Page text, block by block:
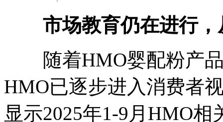
市场教育仍在进行
随着HMO婴配粉产品
HMO已逐步进入消费者
显示2025年1-9月HMO